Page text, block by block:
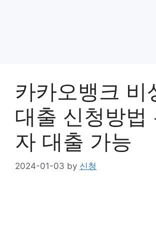
카카오뱅크 비
대출 신청방법
자 대출 가능
2024-01-03 by 신청